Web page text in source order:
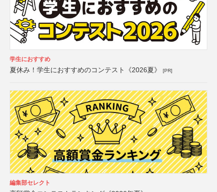
学生におすすめ
夏休み！学生におすすめのコンテスト《2026夏》 [PR]
編集部セレクト